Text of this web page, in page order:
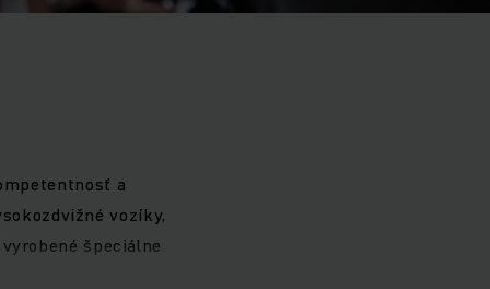
a
vozíky,
špeciálne